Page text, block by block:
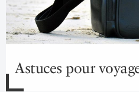
Astuces pour